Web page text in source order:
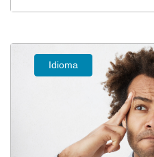
Idioma